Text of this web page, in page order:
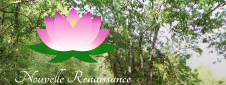
Aller
au
contenu
principal